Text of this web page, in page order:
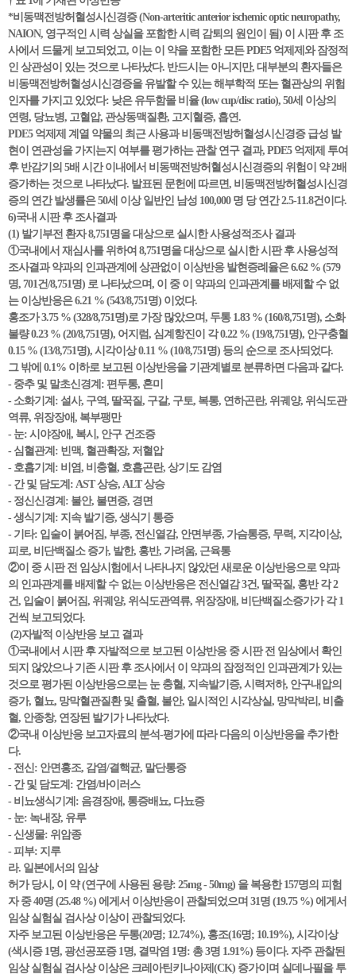
*비동맥전방허혈성시신경증 (Non-arteritic anterior ischemic optic neuropathy,
NAION, 영구적인 시력 상실을 포함한 시력 감퇴의 원인이 됨) 이 시판 후 조
사에서 드물게 보고되었고, 이는 이 약을 포함한 모든 PDE5 억제제와 잠정적
인 상관성이 있는 것으로 나타났다. 반드시는 아니지만, 대부분의 환자들은
비동맥전방허혈성시신경증을 유발할 수 있는 해부학적 또는 혈관상의 위험
인자를 가지고 있었다: 낮은 유두함몰 비율 (low cup/disc ratio), 50세 이상의
연령, 당뇨병, 고혈압, 관상동맥질환, 고지혈증, 흡연.
PDE5 억제제 계열 약물의 최근 사용과 비동맥전방허혈성시신경증 급성 발
현이 연관성을 가지는지 여부를 평가하는 관찰 연구 결과, PDE5 억제제 투여
후 반감기의 5배 시간 이내에서 비동맥전방허혈성시신경증의 위험이 약 2배
증가하는 것으로 나타났다. 발표된 문헌에 따르면, 비동맥전방허혈성시신경
증의 연간 발생률은 50세 이상 일반인 남성 100,000 명 당 연간 2.5-11.8건이다.
6)국내 시판 후 조사결과
(1) 발기부전 환자 8,751명을 대상으로 실시한 사용성적조사 결과
①국내에서 재심사를 위하여 8,751명을 대상으로 실시한 시판 후 사용성적
조사결과 약과의 인과관계에 상관없이 이상반응 발현증례율은 6.62 % (579
명, 701건/8,751명) 로 나타났으며, 이 중 이 약과의 인과관계를 배제할 수 없
는 이상반응은 6.21 % (543/8,751명) 이었다.
홍조가 3.75 % (328/8,751명)로 가장 많았으며, 두통 1.83 % (160/8,751명), 소화
불량 0.23 % (20/8,751명), 어지럼, 심계항진이 각 0.22 % (19/8,751명), 안구충혈
0.15 % (13/8,751명), 시각이상 0.11 % (10/8,751명) 등의 순으로 조사되었다.
그 밖에 0.1% 이하로 보고된 이상반응을 기관계별로 분류하면 다음과 같다.
- 중추 및 말초신경계: 편두통, 혼미
- 소화기계: 설사, 구역, 딸꾹질, 구갈, 구토, 복통, 연하곤란, 위궤양, 위식도관
역류, 위장장애, 복부팽만
- 눈: 시야장애, 복시, 안구 건조증
- 심혈관계: 빈맥, 혈관확장, 저혈압
- 호흡기계: 비염, 비충혈, 호흡곤란, 상기도 감염
- 간 및 담도계: AST 상승, ALT 상승
- 정신신경계: 불안, 불면증, 경면
- 생식기계: 지속 발기증, 생식기 통증
- 기타: 입술이 붉어짐, 부종, 전신열감, 안면부종, 가슴통증, 무력, 지각이상,
피로, 비단백질소 증가, 발한, 홍반, 가려움, 근육통
②이 중 시판 전 임상시험에서 나타나지 않았던 새로운 이상반응으로 약과
의 인과관계를 배제할 수 없는 이상반응은 전신열감 3건, 딸꾹질, 홍반 각 2
건, 입술이 붉어짐, 위궤양, 위식도관역류, 위장장애, 비단백질소증가가 각 1
건씩 보고되었다.
(2)자발적 이상반응 보고 결과
①국내에서 시판 후 자발적으로 보고된 이상반응 중 시판 전 임상에서 확인
되지 않았으나 기존 시판 후 조사에서 이 약과의 잠정적인 인과관계가 있는
것으로 평가된 이상반응으로는 눈 충혈, 지속발기증, 시력저하, 안구내압의
증가, 혈뇨, 망막혈관질환 및 출혈, 불안, 일시적인 시각상실, 망막박리, 비출
혈, 안종창, 연장된 발기가 나타났다.
②국내 이상반응 보고자료의 분석-평가에 따라 다음의 이상반응을 추가한
다.
- 전신: 안면홍조, 감염/결핵균, 말단통증
- 간 및 담도계: 간염/바이러스
- 비뇨생식기계: 음경장애, 통증배뇨, 다뇨증
- 눈: 녹내장, 유루
- 신생물: 위암종
- 피부: 지루
라. 일본에서의 임상
허가 당시, 이 약 (연구에 사용된 용량: 25mg - 50mg) 을 복용한 157명의 피험
자 중 40명 (25.48 %) 에게서 이상반응이 관찰되었으며 31명 (19.75 %) 에게서
임상 실험실 검사상 이상이 관찰되었다.
자주 보고된 이상반응은 두통(20명; 12.74%), 홍조(16명; 10.19%), 시각이상
(색시증 1명, 광선공포증 1명, 결막염 1명: 총 3명 1.91%) 등이다. 자주 관찰된
임상 실험실 검사상 이상은 크레아틴키나아제(CK) 증가이며 실데나필을 투